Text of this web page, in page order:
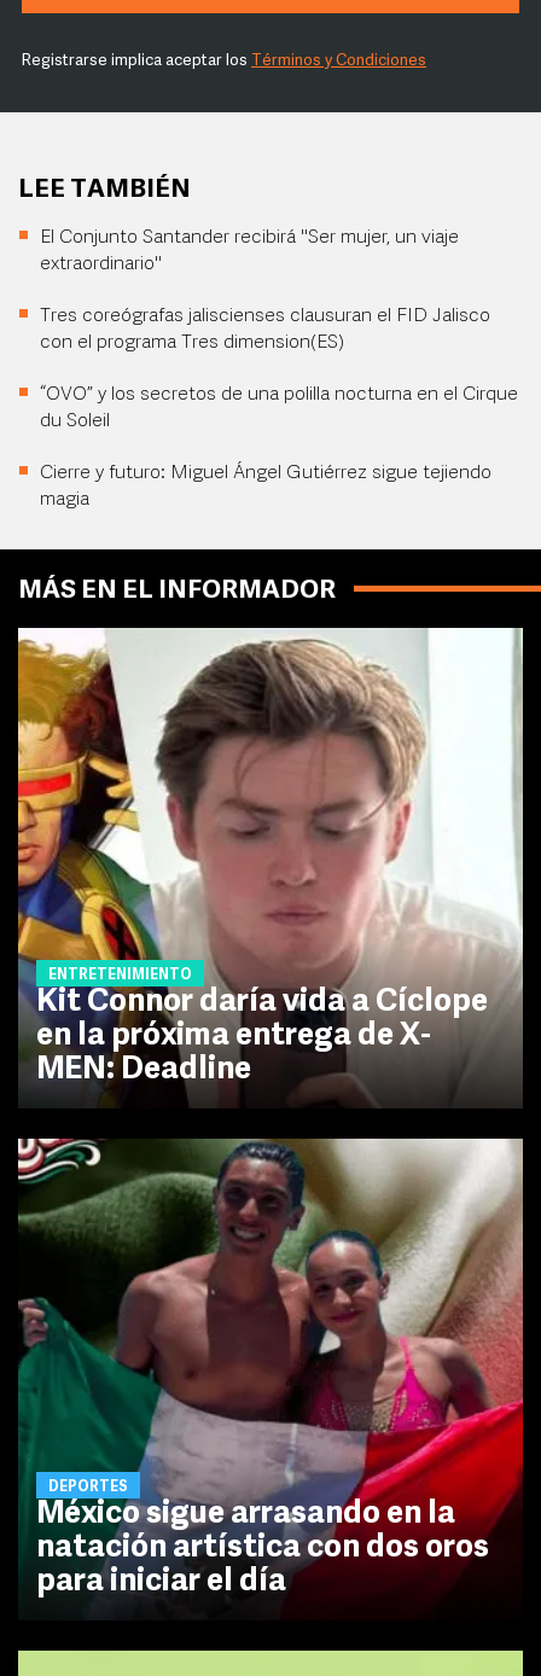
Registrarse implica aceptar los Términos y Condiciones
LEE TAMBIÉN
El Conjunto Santander recibirá "Ser mujer, un viaje
extraordinario"
Tres coreógrafas jaliscienses clausuran el FID Jalisco
con el programa Tres dimension(ES)
“OVO” y los secretos de una polilla nocturna en el Cirque
du Soleil
Cierre y futuro: Miguel Ángel Gutiérrez sigue tejiendo
magia
MÁS EN EL INFORMADOR
ENTRETENIMIENTO
Kit Connor daría vida a Cíclope
en la próxima entrega de X-
MEN: Deadline
DEPORTES
México sigue arrasando en la
natación artística con dos oros
para iniciar el día